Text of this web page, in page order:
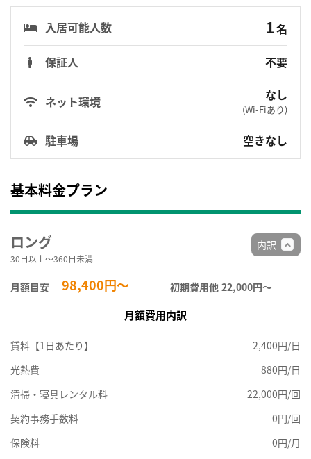
入居可能人数 1名
保証人
不要
ネット環境 なし
(Wi-Fiあり)
駐車場 空きなし
基本料金プラン
ロング
30日以上～360日未満
月額目安 98,400円～ 初期費用他 22,000円〜
内訳
月額費用内訳
賃料【1日あたり】
2,400円/日
光熱費
880円/日
清掃・寝具レンタル料
22,000円/回
契約事務手数料
0円/回
保険料
0円/月